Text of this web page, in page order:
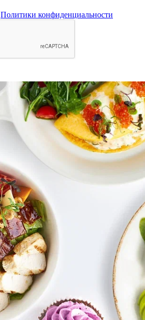
Политики конфиденциальности